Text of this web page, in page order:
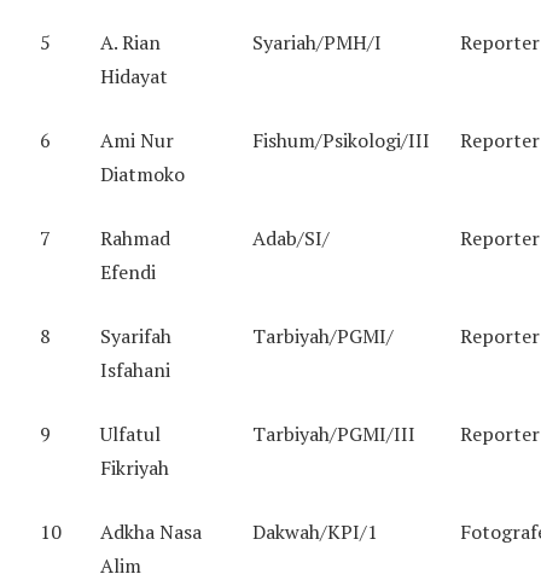
5
A. Rian
Hidayat
Syariah/PMH/I Reporter
6
Ami Nur
Diatmoko
Fishum/Psikologi/III Reporter
7
Rahmad
Efendi
Adab/SI/ Reporter
8
Syarifah
Isfahani
Tarbiyah/PGMI/ Reporter
9
Ulfatul
Fikriyah
Tarbiyah/PGMI/III Reporter
10
Adkha Nasa
Alim
Dakwah/KPI/1